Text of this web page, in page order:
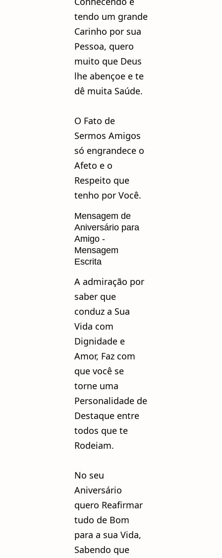
tendo um grande
Carinho por sua
Pessoa, quero
muito que Deus
lhe abençoe e te
dê muita Saúde.
O Fato de
Sermos Amigos
só engrandece o
Afeto e o
Respeito que
tenho por Você.
Mensagem de
Aniversário para
Amigo -
Mensagem
Escrita
A admiração por
saber que
conduz a Sua
Vida com
Dignidade e
Amor, Faz com
que você se
torne uma
Personalidade de
Destaque entre
todos que te
Rodeiam.
No seu
Aniversário
quero Reafirmar
tudo de Bom
para a sua Vida,
Sabendo que